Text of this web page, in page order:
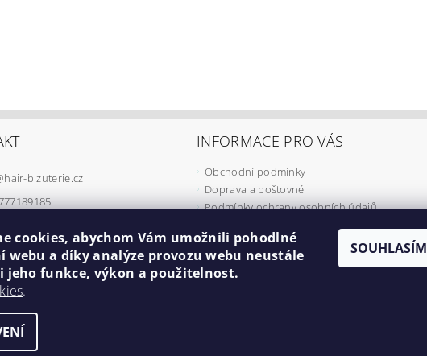
hair-bizuterie.cz
INFORMACE PRO VÁS
Obchodní podmínky
Doprava a poštovné
Podmínky ochrany osobních údajů
Odstoupení od smlouvy
Formulář pro reklamaci
Minimální cena objednávky
cookies, abychom Vám umožnili pohodlné
webu a díky analýze provozu webu neustále
jeho funkce, výkon a použitelnost.
.
SOUHLASÍM